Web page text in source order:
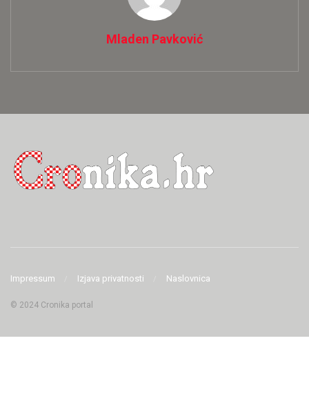
Mladen Pavković
Impressum Izjava privatnosti Naslovnica
© 2024 Cronika portal